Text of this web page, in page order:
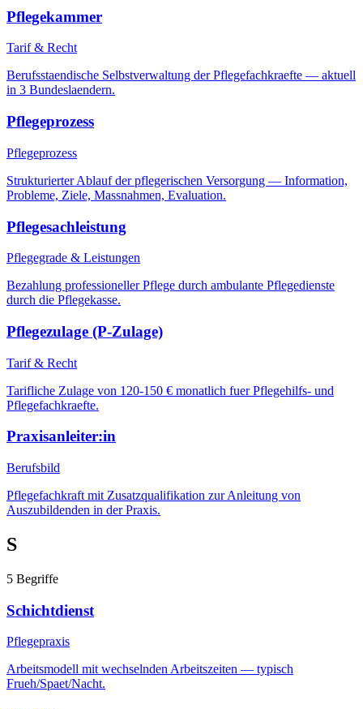
Pflegekammer
Tarif & Recht
Berufsstaendische Selbstverwaltung der Pflegefachkraefte — aktuell
in 3 Bundeslaendern.
Pflegeprozess
Pflegeprozess
Strukturierter Ablauf der pflegerischen Versorgung — Information,
Probleme, Ziele, Massnahmen, Evaluation.
Pflegesachleistung
Pflegegrade & Leistungen
Bezahlung professioneller Pflege durch ambulante Pflegedienste
durch die Pflegekasse.
Pflegezulage (P-Zulage)
Tarif & Recht
Tarifliche Zulage von 120-150 € monatlich fuer Pflegehilfs- und
Pflegefachkraefte.
Praxisanleiter:in
Berufsbild
Pflegefachkraft mit Zusatzqualifikation zur Anleitung von
Auszubildenden in der Praxis.
S
5 Begriffe
Schichtdienst
Pflegepraxis
Arbeitsmodell mit wechselnden Arbeitszeiten — typisch
Frueh/Spaet/Nacht.